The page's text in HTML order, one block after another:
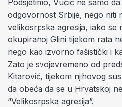
Podsjetimo, Vučić ne samo
odgovornost Srbije, nego niti
velikosrpska agresija, iako se
okupiranoj Glini tijekom rata
nego kao izvorno fašistički i
Zato je svojevremeno od
Kitarović, tijekom njihovog
da obeća da se u Hrvatskoj
“Velikosrpska agresija”.